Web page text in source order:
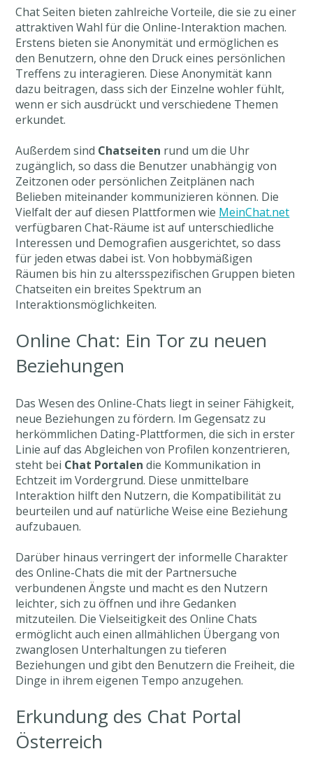
Chat Seiten bieten zahlreiche Vorteile, die sie zu einer
attraktiven Wahl für die Online-Interaktion machen.
Erstens bieten sie Anonymität und ermöglichen es
den Benutzern, ohne den Druck eines persönlichen
Treffens zu interagieren. Diese Anonymität kann
dazu beitragen, dass sich der Einzelne wohler fühlt,
wenn er sich ausdrückt und verschiedene Themen
erkundet.
Außerdem sind Chatseiten rund um die Uhr
zugänglich, so dass die Benutzer unabhängig von
Zeitzonen oder persönlichen Zeitplänen nach
Belieben miteinander kommunizieren können. Die
Vielfalt der auf diesen Plattformen wie MeinChat.net
verfügbaren Chat-Räume ist auf unterschiedliche
Interessen und Demografien ausgerichtet, so dass
für jeden etwas dabei ist. Von hobbymäßigen
Räumen bis hin zu altersspezifischen Gruppen bieten
Chatseiten ein breites Spektrum an
Interaktionsmöglichkeiten.
Online Chat: Ein Tor zu neuen
Beziehungen
Das Wesen des Online-Chats liegt in seiner Fähigkeit,
neue Beziehungen zu fördern. Im Gegensatz zu
herkömmlichen Dating-Plattformen, die sich in erster
Linie auf das Abgleichen von Profilen konzentrieren,
steht bei Chat Portalen die Kommunikation in
Echtzeit im Vordergrund. Diese unmittelbare
Interaktion hilft den Nutzern, die Kompatibilität zu
beurteilen und auf natürliche Weise eine Beziehung
aufzubauen.
Darüber hinaus verringert der informelle Charakter
des Online-Chats die mit der Partnersuche
verbundenen Ängste und macht es den Nutzern
leichter, sich zu öffnen und ihre Gedanken
mitzuteilen. Die Vielseitigkeit des Online Chats
ermöglicht auch einen allmählichen Übergang von
zwanglosen Unterhaltungen zu tieferen
Beziehungen und gibt den Benutzern die Freiheit, die
Dinge in ihrem eigenen Tempo anzugehen.
Erkundung des Chat Portal
Österreich